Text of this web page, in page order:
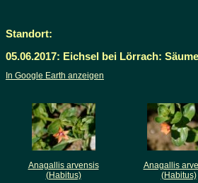
Standort:
05.06.2017: Eichsel bei Lörrach:
In Google Earth anzeigen
Anagallis arvensis
(Habitus)
Anagallis
(Habitus)